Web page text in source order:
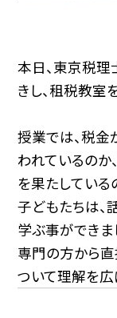
本日、東京税
きし、租税教室
授業では、税
われているのか
を果たしている
子どもたちは
学ぶ事ができま
専門の方から直
ついて理解を広